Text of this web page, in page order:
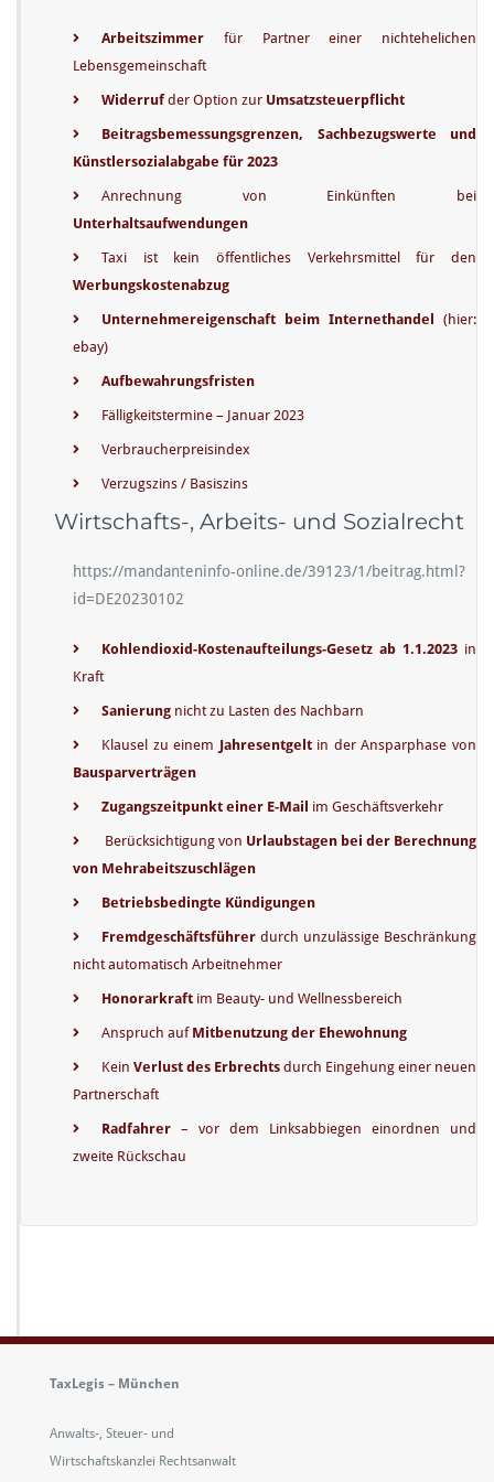
a
u
a
3
Arbeitszimmer für Partner einer nichtehelichen
Lebensgemeinschaft
Widerrufder Option zur Umsatzsteuerpflicht
Beitragsbemessungsgrenzen, Sachbezugswerte und
Künstlersozialabgabe für 2023
Anrechnung von Einkünften bei
Unterhaltsaufwendungen
Taxi ist kein öffentliches Verkehrsmittel für den
Werbungskostenabzug
Unternehmereigenschaft beim Internethandel
(hier:
ebay)
Aufbewahrungsfristen
Fälligkeitstermine – Januar 2023
Verbraucherpreisindex
Verzugszins / Basiszins
Wirtschafts-, Arbeits- und Sozialrecht
https://mandanteninfo-online.de/39123/1/beitrag.html?
id=DE20230102
Kohlendioxid-Kostenaufteilungs-Gesetz ab 1.1.2023 in
Kraft
Sanierung nicht zu Lasten des Nachbarn
Klausel zu einem Jahresentgeltin der Ansparphase von
Bausparverträgen
Zugangszeitpunkt einer E-Mail im Geschäftsverkehr
Berücksichtigung von Urlaubstagen bei der Berechnung
von Mehrabeitszuschlägen
Betriebsbedingte Kündigungen
Fremdgeschäftsführer durch unzulässige Beschränkung
nicht automatisch Arbeitnehmer
Honorarkraft im Beauty- und Wellnessbereich
Anspruch auf Mitbenutzung der Ehewohnung
Kein Verlust des Erbrechts durch Eingehung einer neuen
Partnerschaft
Radfahrer – vor dem Linksabbiegen einordnen und
zweite Rückschau
TaxLegis – München
Anwalts-, Steuer- und
Wirtschaftskanzlei Rechtsanwalt